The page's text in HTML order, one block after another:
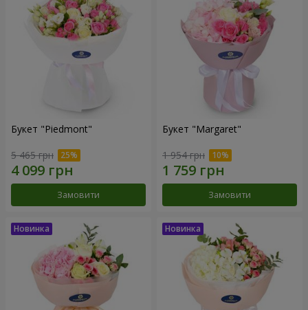
Букет "Piedmont"
5 465 грн
Замовити
Букет "Margaret"
1 954 грн
Замовити